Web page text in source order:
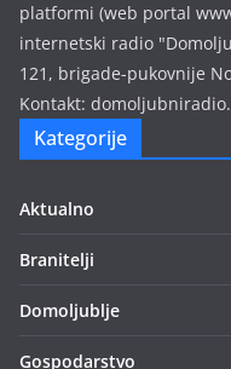
platformi (web portal
internetski radio
121, brigade-pukovnije
Kontakt:
Kategorije
Aktualno
Branitelji
Domoljublje
Gospodarstvo